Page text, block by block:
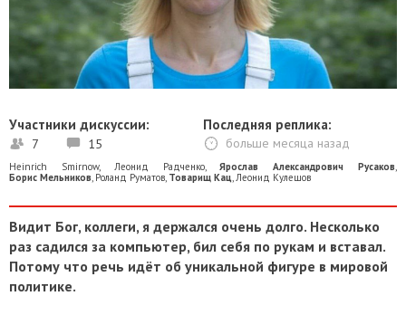
Участники дискуссии:
7 15
Последняя реплика:
больше месяца назад
Heinrich Smirnow, Леонид Радченко,Ярослав Александрович Русаков,
Борис Мельников, Роланд Руматов, Товарищ Кац,Леонид Кулешов
Видит Бог, коллеги, я держался очень долго. Несколько
раз садился за компьютер, бил себя по рукам и вставал.
Потому что речь идёт об уникальной фигуре в мировой
политике.